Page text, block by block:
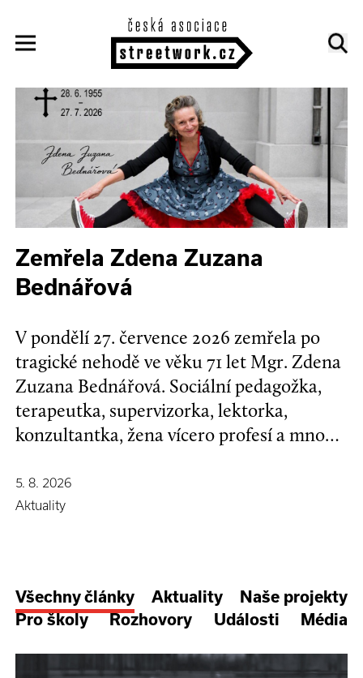
Zemřela Zdena Zuzana
Bednářová
V pondělí 27. července 2026 zemřela po
tragické nehodě ve věku 71 let Mgr. Zdena
Zuzana Bednářová. Sociální pedagožka,
terapeutka, supervizorka, lektorka,
konzultantka, žena vícero profesí a mnoha
nespoutanou povahou.
5. 8. 2026
Aktuality
Všechny články Aktuality
Naše projekty
Pro školy
Rozhovory Události Média